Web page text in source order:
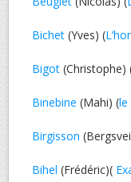
Bichet (Yves) (
Bigot (Christophe)
Binebine (Mahi) (le
Birgisson
Bihel (Frédéric)(